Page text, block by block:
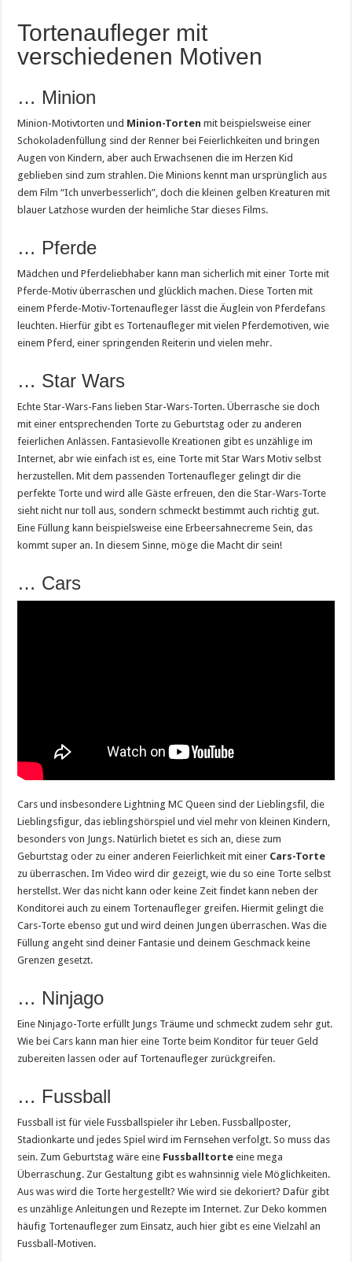
Tortenaufleger mit
verschiedenen Motiven
… Minion
Minion-Motivtorten und Minion-Torten mit beispielsweise einer
Schokoladenfüllung sind der Renner bei Feierlichkeiten und bringen
Augen von Kindern, aber auch Erwachsenen die im Herzen Kid
geblieben sind zum strahlen. Die Minions kennt man ursprünglich aus
dem Film “Ich unverbesserlich”, doch die kleinen gelben Kreaturen mit
blauer Latzhose wurden der heimliche Star dieses Films.
… Pferde
Mädchen und Pferdeliebhaber kann man sicherlich mit einer Torte mit
Pferde-Motiv überraschen und glücklich machen. Diese Torten mit
einem Pferde-Motiv-Tortenaufleger lässt die Äuglein von Pferdefans
leuchten. Hierfür gibt es Tortenaufleger mit vielen Pferdemotiven, wie
einem Pferd, einer springenden Reiterin und vielen mehr.
… Star Wars
Echte Star-Wars-Fans lieben Star-Wars-Torten. Überrasche sie doch
mit einer entsprechenden Torte zu Geburtstag oder zu anderen
feierlichen Anlässen. Fantasievolle Kreationen gibt es unzählige im
Internet, abr wie einfach ist es, eine Torte mit Star Wars Motiv selbst
herzustellen. Mit dem passenden Tortenaufleger gelingt dir die
perfekte Torte und wird alle Gäste erfreuen, den die Star-Wars-Torte
sieht nicht nur toll aus, sondern schmeckt bestimmt auch richtig gut.
Eine Füllung kann beispielsweise eine Erbeersahnecreme Sein, das
kommt super an. In diesem Sinne, möge die Macht dir sein!
… Cars
Cars und insbesondere Lightning MC Queen sind der Lieblingsfil, die
Lieblingsfigur, das ieblingshörspiel und viel mehr von kleinen Kindern,
besonders von Jungs. Natürlich bietet es sich an, diese zum
Geburtstag oder zu einer anderen Feierlichkeit mit einer Cars-Torte
zu überraschen. Im Video wird dir gezeigt, wie du so eine Torte selbst
herstellst. Wer das nicht kann oder keine Zeit findet kann neben der
Konditorei auch zu einem Tortenaufleger greifen. Hiermit gelingt die
Cars-Torte ebenso gut und wird deinen Jungen überraschen. Was die
Füllung angeht sind deiner Fantasie und deinem Geschmack keine
Grenzen gesetzt.
… Ninjago
Eine Ninjago-Torte erfüllt Jungs Träume und schmeckt zudem sehr gut.
Wie bei Cars kann man hier eine Torte beim Konditor für teuer Geld
zubereiten lassen oder auf Tortenaufleger zurückgreifen.
… Fussball
Fussball ist für viele Fussballspieler ihr Leben. Fussballposter,
Stadionkarte und jedes Spiel wird im Fernsehen verfolgt. So muss das
sein. Zum Geburtstag wäre eine Fussballtorte eine mega
Überraschung. Zur Gestaltung gibt es wahnsinnig viele Möglichkeiten.
Aus was wird die Torte hergestellt? Wie wird sie dekoriert? Dafür gibt
es unzählige Anleitungen und Rezepte im Internet. Zur Deko kommen
häufig Tortenaufleger zum Einsatz, auch hier gibt es eine Vielzahl an
Fussball-Motiven.